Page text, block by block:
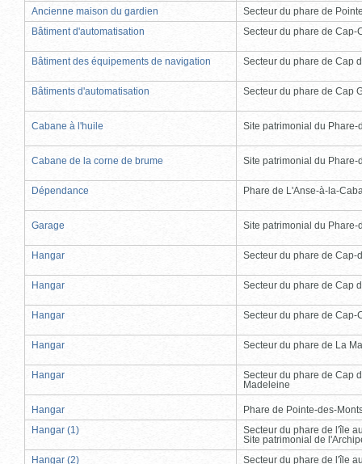
Ancienne maison du gardien
Secteur du phare de
Bâtiment d'automatisation
Secteur du phare de Cap-
Bâtiment des équipements de navigation Secteur du phare de Cap
Bâtiments d'automatisation Secteur du phare de Cap
Cabane à l'huile Site patrimonial du Phare-
Cabane de la corne de brume Site patrimonial du Phare-
Dépendance Phare de L'Anse-à-la-
Garage Site patrimonial du Phare-
Hangar Secteur du phare de Cap-
Hangar Secteur du phare de Cap
Hangar Secteur du phare de Cap-
Hangar Secteur du phare de La
Hangar
Secteur du phare de Cap
Madeleine
Hangar
Phare de Pointe-des-
Hangar (1)
Secteur du phare de l'île
Site patrimonial de
Hangar (2)
Secteur du phare de l'île